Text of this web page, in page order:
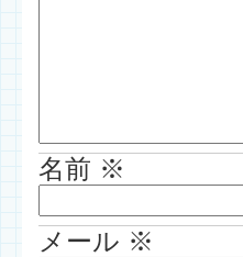
名前 ※
メール ※